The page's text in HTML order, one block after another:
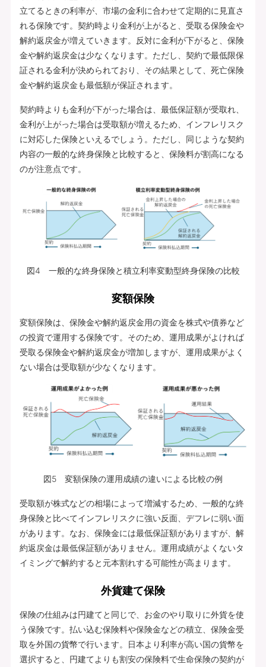
立てるときの利率が、市場の金利に合わせて定期的に見直さ
れる保険です。契約時より金利が上がると、受取る保険金や
解約返戻金が増えていきます。反対に金利が下がると、保険
金や解約返戻金は少なくなります。ただし、契約で最低限保
証される金利が決められており、その結果として、死亡保険
金や解約返戻金も最低額が保証されます。
契約時よりも金利が下がった場合は、最低保証額が受取れ、
金利が上がった場合は受取額が増えるため、インフレリスク
に対応した保険といえるでしょう。ただし、同じような契約
内容の一般的な終身保険と比較すると、保険料が割高になる
のが注意点です。
図4 一般的な終身保険と積立利率変動型終身保険の比較
変額保険
変額保険は、保険金や解約返戻金用の資金を株式や債券など
の投資で運用する保険です。そのため、運用成果がよければ
受取る保険金や解約返戻金が増加しますが、運用成果がよく
ない場合は受取額が少なくなります。
図5 変額保険の運用成績の違いによる比較の例
受取額が株式などの相場によって増減するため、一般的な終
身保険と比べてインフレリスクに強い反面、デフレに弱い面
があります。なお、保険金には最低保証額がありますが、解
約返戻金は最低保証額がありません。運用成績がよくないタ
イミングで解約すると元本割れする可能性が高まります。
外貨建て保険
保険の仕組みは円建てと同じで、お金のやり取りに外貨を使
う保険です。払い込む保険料や保険金などの積立、保険金受
取を外国の貨幣で行います。日本より利率が高い国の貨幣を
選択すると、円建てよりも割安の保険料で生命保険の契約が